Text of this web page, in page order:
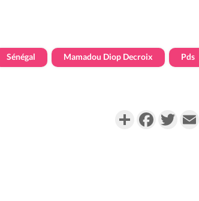
Sénégal Mamadou Diop Decroix Pds
PartagerFacebook